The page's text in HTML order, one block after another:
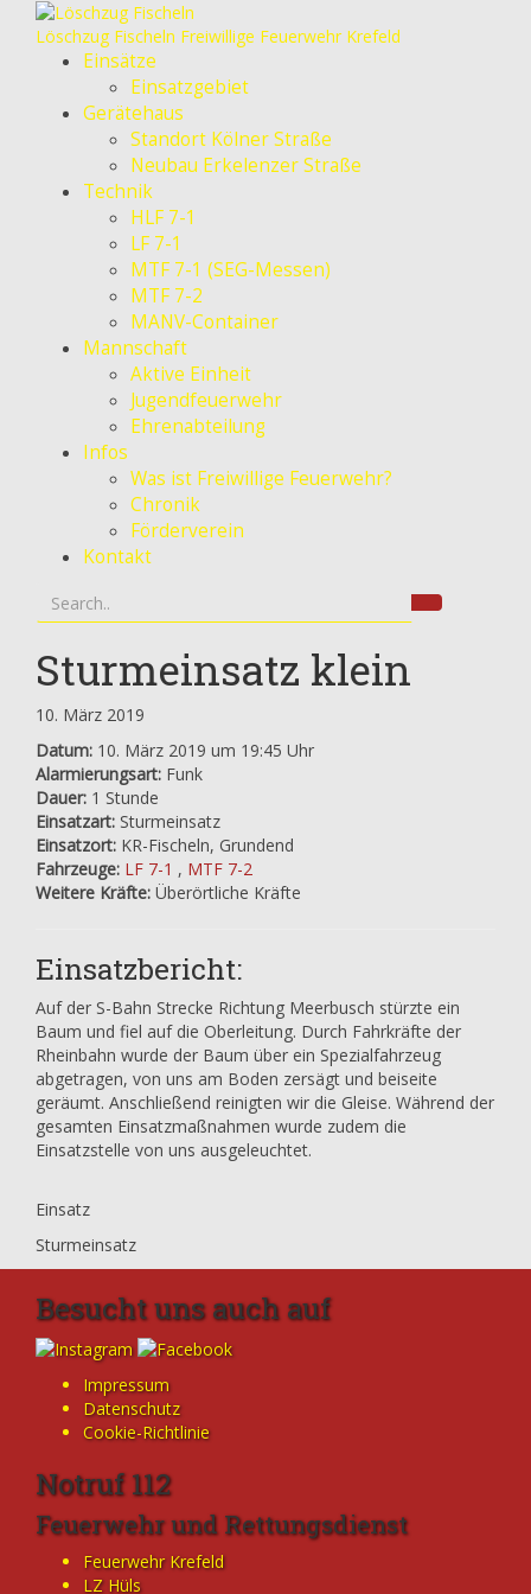
Löschzug Fischeln Freiwillige Feuerwehr Krefeld
Einsätze
Einsatzgebiet
Gerätehaus
Standort Kölner Straße
Neubau Erkelenzer Straße
Technik
HLF 7-1
LF 7-1
MTF 7-1 (SEG-Messen)
MTF 7-2
MANV-Container
Mannschaft
Aktive Einheit
Jugendfeuerwehr
Ehrenabteilung
Infos
Was ist Freiwillige Feuerwehr?
Chronik
Förderverein
Kontakt
Sturmeinsatz klein
10. März 2019
Datum: 10. März 2019 um 19:45 Uhr
Alarmierungsart: Funk
Dauer: 1 Stunde
Einsatzart: Sturmeinsatz
Einsatzort: KR-Fischeln, Grundend
Fahrzeuge: LF 7-1 , MTF 7-2
Weitere Kräfte: Überörtliche Kräfte
Einsatzbericht:
Auf der S-Bahn Strecke Richtung Meerbusch stürzte ein
Baum und fiel auf die Oberleitung. Durch Fahrkräfte der
Rheinbahn wurde der Baum über ein Spezialfahrzeug
abgetragen, von uns am Boden zersägt und beiseite
geräumt. Anschließend reinigten wir die Gleise. Während der
gesamten Einsatzmaßnahmen wurde zudem die
Einsatzstelle von uns ausgeleuchtet.
Einsatz
Sturmeinsatz
Besucht uns auch auf
Impressum
Datenschutz
Cookie-Richtlinie
Notruf 112
Feuerwehr und Rettungsdienst
Feuerwehr Krefeld
LZ Hüls